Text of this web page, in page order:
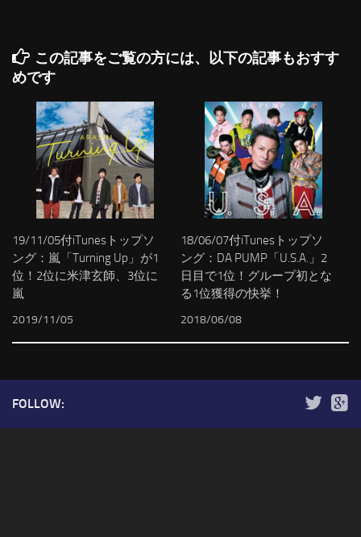
この記事をご覧の方には、以下の記事もおすす
めです
19/11/05付iTunesトップソ
ング：嵐「Turning Up」が1
位！2位に米津玄師、3位に
嵐
2019/11/05
18/06/07付iTunesトップソ
ング：DA PUMP「U.S.A.」2
日目で1位！グループ初とな
る1位獲得の快挙！
2018/06/08
FOLLOW: